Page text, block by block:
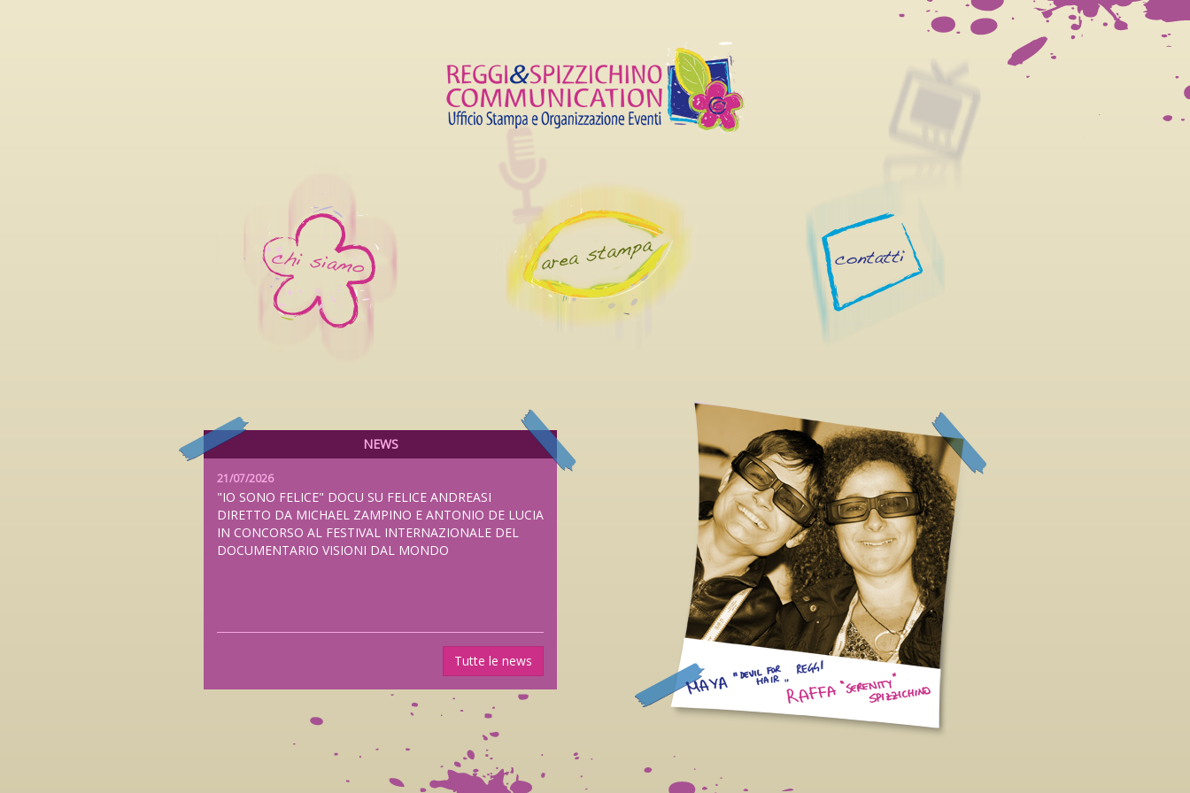
NEWS
21/07/2026
"IO SONO FELICE" DOCU SU FELICE ANDREASI
DIRETTO DA MICHAEL ZAMPINO E ANTONIO DE LUCIA
IN CONCORSO AL FESTIVAL INTERNAZIONALE DEL
DOCUMENTARIO VISIONI DAL MONDO
20/07/2026
"THE NAMELESS BALLAD", NUOVO HORROR DI
FEDERICO ZAMPAGLIONE PRESENTATO IN
ANTEPRIMA MONDIALE AL TUBI FRIGHTFEST DI
LONDRA E NELLE SALE ITALIANE DAL 5 NOVEMBRE
2026, DISTRIBUITO DA FILMCLUB DISTRIBUZIONE.
Tutte le news